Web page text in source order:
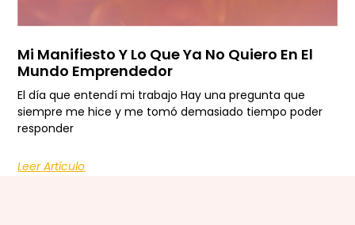
Mi Manifiesto Y Lo Que Ya No Quiero En El
Mundo Emprendedor
El día que entendí mi trabajo Hay una pregunta que
siempre me hice y me tomó demasiado tiempo poder
responder
Leer Artículo